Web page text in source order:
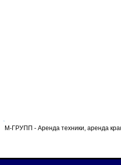
М-ГРУПП - Аренда техники, аренда